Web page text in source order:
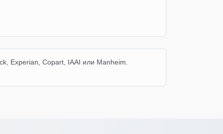
Experian, Copart, IAAI или Manheim.